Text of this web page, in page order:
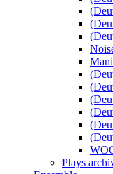
Plays